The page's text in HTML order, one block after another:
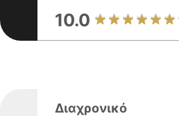
10.0
Διαχρονικό